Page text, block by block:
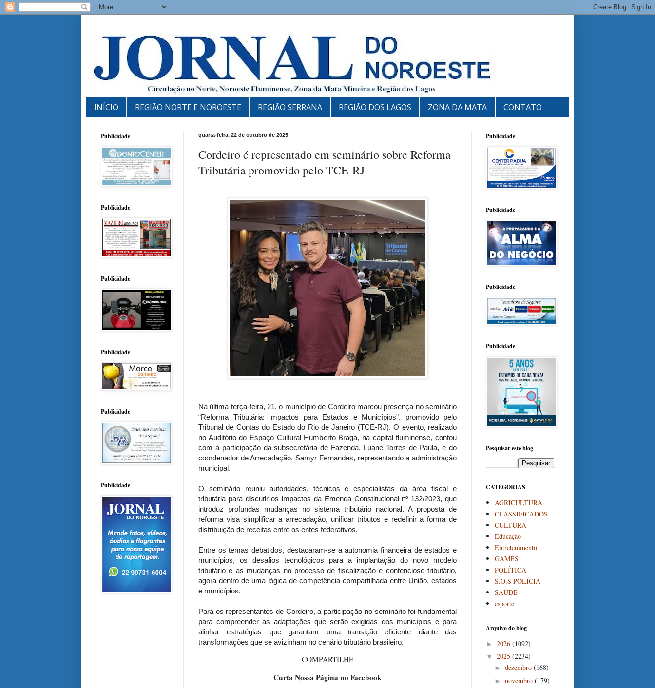
INÍCIO REGIÃO NORTE E NOROESTE REGIÃO SERRANA REGIÃO DOS LAGOS ZONA DA MATA CONTATO
quarta-feira, 22 de outubro de 2025
Cordeiro é representado em seminário sobre Reforma
Tributária promovido pelo TCE-RJ
Na última terça-feira, 21, o município de Cordeiro marcou presença no seminário
“Reforma Tributária: Impactos para Estados e Municípios”, promovido pelo
Tribunal de Contas do Estado do Rio de Janeiro (TCE-RJ). O evento, realizado
no Auditório do Espaço Cultural Humberto Braga, na capital fluminense, contou
com a participação da subsecretária de Fazenda, Luane Torres de Paula, e do
coordenador de Arrecadação, Samyr Fernandes, representando a administração
municipal.
O seminário reuniu autoridades, técnicos e especialistas da área fiscal e
tributária para discutir os impactos da Emenda Constitucional nº 132/2023, que
introduz profundas mudanças no sistema tributário nacional. A proposta de
reforma visa simplificar a arrecadação, unificar tributos e redefinir a forma de
distribuição de receitas entre os entes federativos.
Entre os temas debatidos, destacaram-se a autonomia financeira de estados e
municípios, os desafios tecnológicos para a implantação do novo modelo
tributário e as mudanças no processo de fiscalização e contencioso tributário,
agora dentro de uma lógica de competência compartilhada entre União, estados
e municípios.
Para os representantes de Cordeiro, a participação no seminário foi fundamental
para compreender as adaptações que serão exigidas dos municípios e para
alinhar estratégias que garantam uma transição eficiente diante das
transformações que se avizinham no cenário tributário brasileiro.
COMPARTILHE
Curta Nossa Página no Facebook
Publicidade
Publicidade
Publicidade
Publicidade
Publicidade
Publicidade
Publicidade
Publicidade
Publicidade
Publicidade
Pesquisar este blog
CATEGORIAS
AGRICULTURA
CLASSIFICADOS
CULTURA
Educação
Entretenimento
GAMES
POLÍTICA
S.O.S POLÍCIA
SAÚDE
esporte
Arquivo do blog
► 2026 (1092)
▼ 2025 (2234)
► dezembro (168)
► novembro (179)